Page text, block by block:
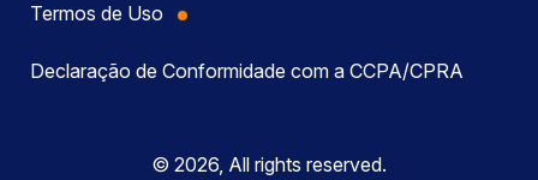
Termos de Uso
Declaração de Conformidade com a CCPA/CPRA
© 2026, All rights reserved.